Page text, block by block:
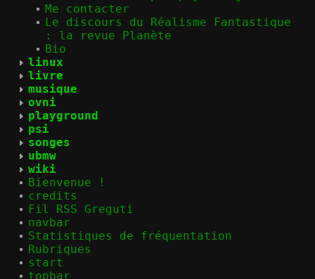
Me contacter
Le discours du Réalisme Fantastique
: la revue Planète
Bio
linux
livre
musique
ovni
playground
psi
songes
ubmw
wiki
Bienvenue !
credits
Fil RSS Greguti
navbar
Statistiques de fréquentation
Rubriques
start
topbar